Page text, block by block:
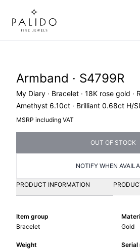
Armband · S4799R
My Diary · Bracelet · 18K rose gold ·
Amethyst 6.10ct · Brilliant 0.68ct H/
MSRP including VAT
OUT OF STOCK
NOTIFY WHEN
PRODUCT INFORMATION
Item group
Bracelet
Gold
Weight
Serial